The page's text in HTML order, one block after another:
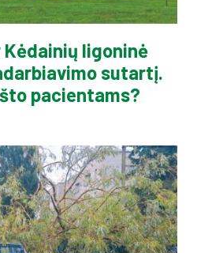
Kėdainių ligoninė
sutartį.
pacientams?